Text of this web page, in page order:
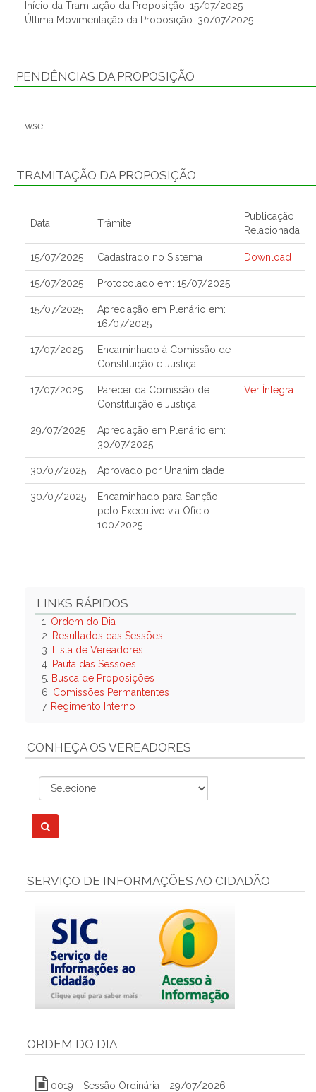
Início da Tramitação da Proposição: 15/07/2025
Última Movimentação da Proposição: 30/07/2025
PENDÊNCIAS DA PROPOSIÇÃO
wse
TRAMITAÇÃO DA PROPOSIÇÃO
Data Trâmite
Publicação
Relacionada
15/07/2025 Cadastrado no Sistema Download
15/07/2025 Protocolado em: 15/07/2025
15/07/2025
Apreciação em Plenário em:
16/07/2025
17/07/2025
Encaminhado à Comissão de
Constituição e Justiça
17/07/2025
Parecer da Comissão de
Constituição e Justiça
Ver Íntegra
29/07/2025
Apreciação em Plenário em:
30/07/2025
30/07/2025 Aprovado por Unanimidade
30/07/2025
Encaminhado para Sanção
pelo Executivo via Ofício:
100/2025
LINKS RÁPIDOS
1. Ordem do Dia
2.
Resultados das Sessões
3.
Lista de Vereadores
4. Pauta das Sessões
5. Busca de Proposições
6. Comissões Permantentes
7. Regimento Interno
CONHEÇA OS VEREADORES
SERVIÇO DE INFORMAÇÕES AO CIDADÃO
ORDEM DO DIA
0019 - Sessão Ordinária - 29/07/2026